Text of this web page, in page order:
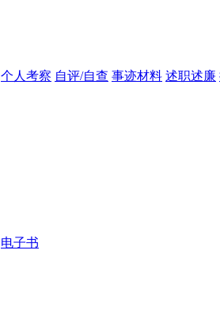
个人考察 自评/自查 事迹材料 述职述廉
电子书